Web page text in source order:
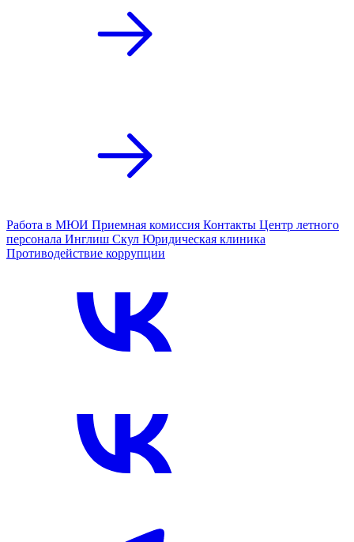
Работа в МЮИ Приемная комиссия Контакты Центр летного
персонала Инглиш Скул Юридическая клиника
Противодействие коррупции